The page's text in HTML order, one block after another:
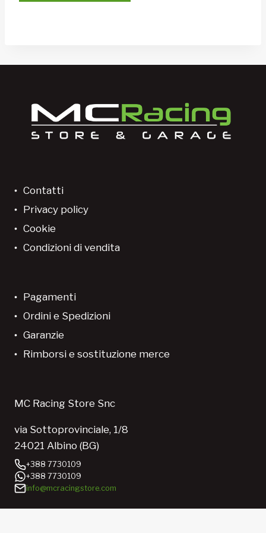
Contatti
Privacy policy
Cookie
Condizioni di vendita
Pagamenti
Ordini e Spedizioni
Garanzie
Rimborsi e sostituzione merce
MC Racing Store Snc
via Sottoprovinciale, 1/8
24021 Albino (BG)
+388 7730109
+388 7730109
info@mcracingstore.com